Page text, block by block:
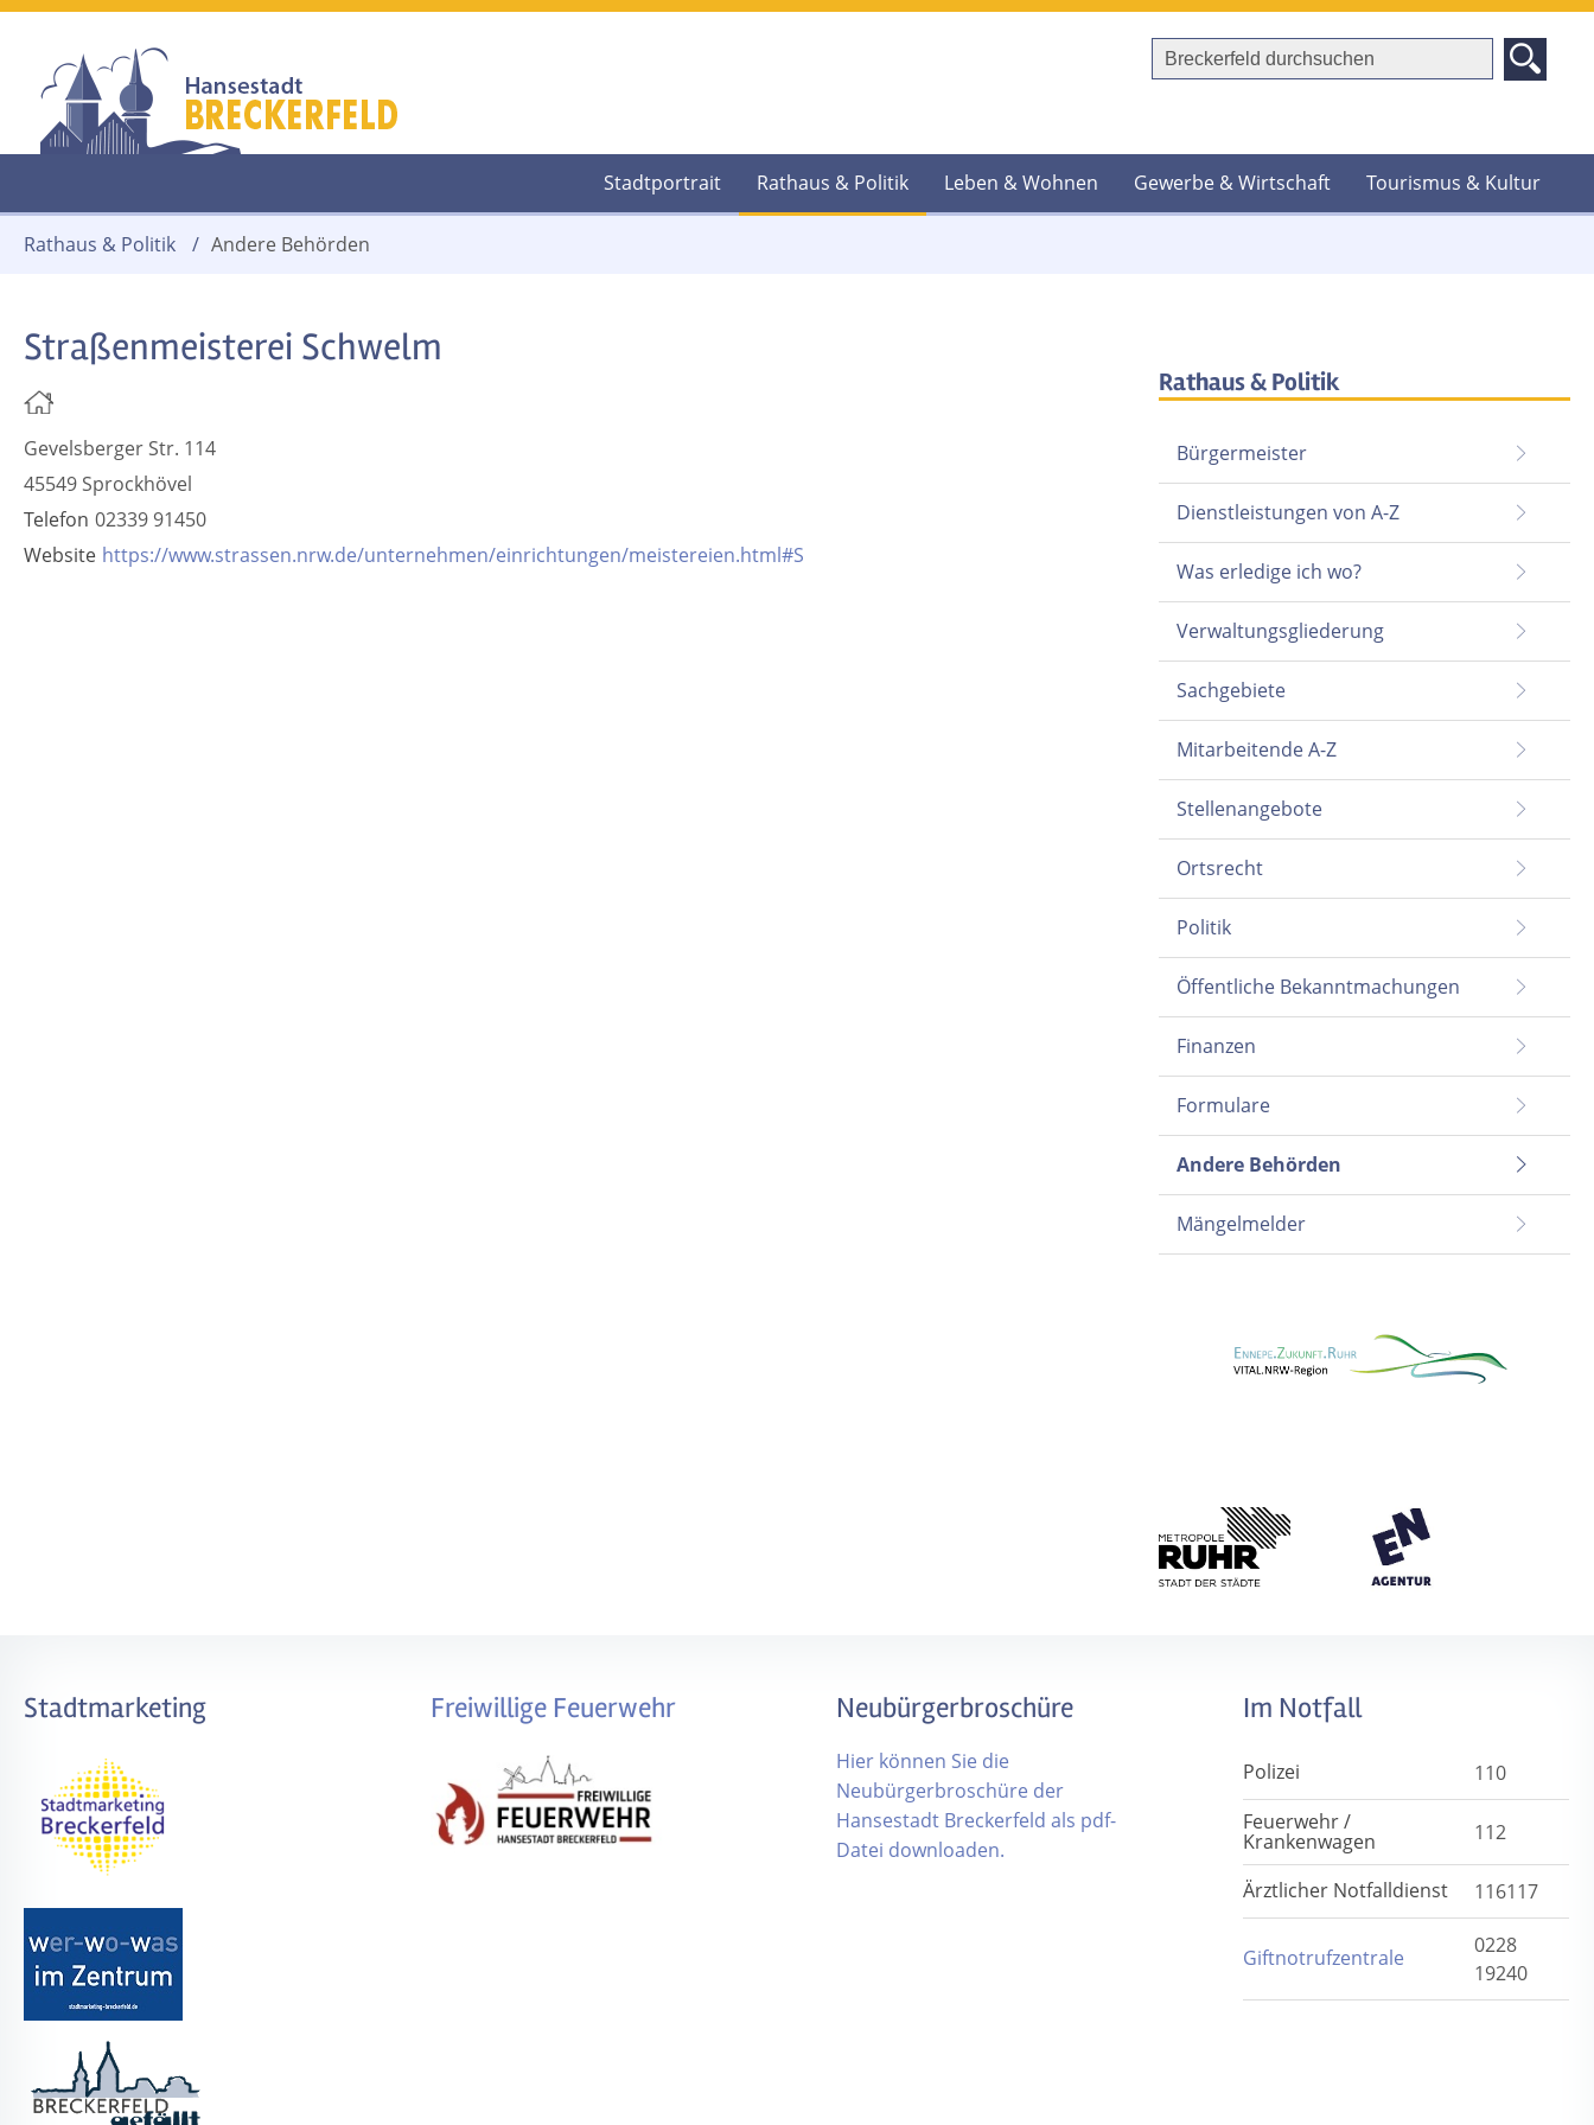
Stadtportrait Rathaus & Politik Leben & Wohnen Gewerbe & Wirtschaft Tourismus & Kultur
Rathaus & Politik / Andere Behörden
Straßenmeisterei Schwelm
Gevelsberger Str. 114
45549 Sprockhövel
Telefon 02339 91450
Website https://www.strassen.nrw.de/unternehmen/einrichtungen/meistereien.html#S
Rathaus & Politik
Bürgermeister
Dienstleistungen von A-Z
Was erledige ich wo?
Verwaltungsgliederung
Sachgebiete
Mitarbeitende A-Z
Stellenangebote
Ortsrecht
Politik
Öffentliche Bekanntmachungen
Finanzen
Formulare
Andere Behörden
Mängelmelder
Stadtmarketing Freiwillige Feuerwehr Neubürgerbroschüre
Hier können Sie die
Neubürgerbroschüre der
Hansestadt Breckerfeld als pdf-
Datei downloaden.
Im Notfall
Polizei
110
Feuerwehr /
Krankenwagen 112
Ärztlicher Notfalldienst 116117
Giftnotrufzentrale
0228
19240